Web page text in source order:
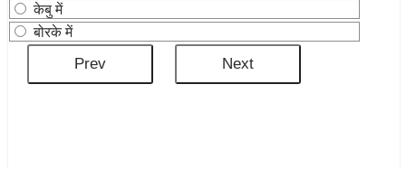
केबु में
बोरके में